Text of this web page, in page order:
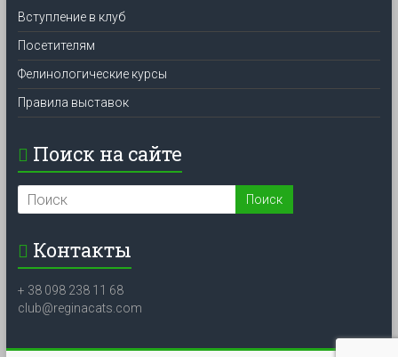
Вступление в клуб
Посетителям
Фелинологические курсы
Правила выставок
Поиск на сайте
Контакты
+ 38 098 238 11 68
club@reginacats.com